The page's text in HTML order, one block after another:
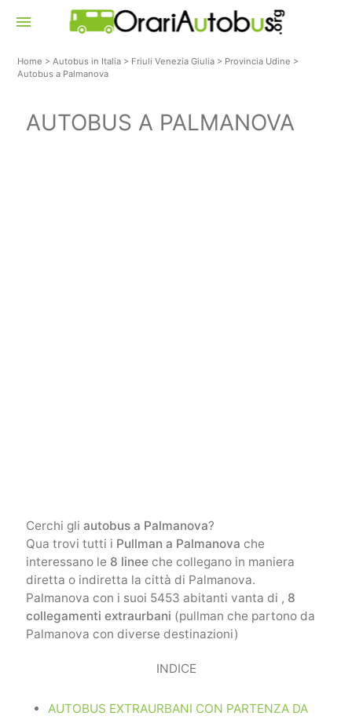
menu
Home >Autobus in Italia > Friuli Venezia Giulia > Provincia Udine >
Autobus a Palmanova
AUTOBUS A PALMANOVA
Cerchi gli autobus a Palmanova?
Qua trovi tutti i Pullman a Palmanova che
interessano le 8 lineeche collegano in maniera
diretta o indiretta la città di Palmanova.
Palmanova con i suoi 5453 abitanti vanta di , 8
collegamenti extraurbani (pullman che partono da
Palmanova con diverse destinazioni)
INDICE
AUTOBUS EXTRAURBANI CON PARTENZA DA